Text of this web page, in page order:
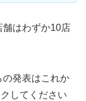
舗はわずか10店
発表はこれか
してください